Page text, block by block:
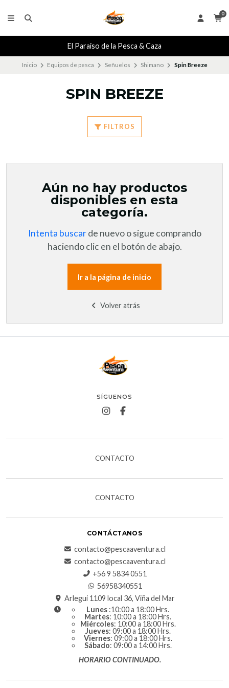
0
El Paraiso de la Pesca & Caza
Inicio Equipos de pesca Señuelos Shimano Spin Breeze
SPIN BREEZE
FILTROS
Aún no hay productos
disponibles en esta
categoría.
Intenta buscarde nuevo o sigue comprando
haciendo clic en el botón de abajo.
Ir a la página de inicio
Volver atrás
SÍGUENOS
CONTACTO
CONTACTO
CONTÁCTANOS
contacto@pescaaventura.cl
contacto@pescaaventura.cl
+56 9 5834 0551
56958340551
Arlegui 1109 local 36, Viña del Mar
Lunes :10:00 a 18:00 Hrs.
Martes: 10:00 a 18:00 Hrs.
Miércoles: 10:00 a 18:00 Hrs.
Jueves: 09:00 a 18:00 Hrs.
Viernes: 09:00 a 18:00 Hrs.
Sábado: 09:00 a 14:00 Hrs.
HORARIO CONTINUADO.